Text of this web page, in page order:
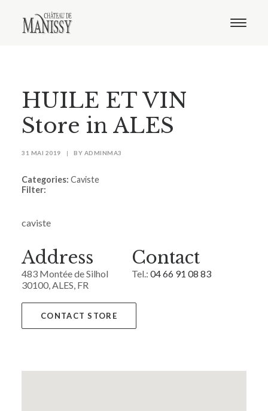
Distribution
Contact
HUILE ET VIN
Store in ALES
31 MAI 2019 | BY ADMINMA3
Categories: Caviste
Filter:
caviste
Address
483 Montée de Silhol
30100, ALES, FR
Contact
Tel.:04 66 91 08 83
CONTACT STORE